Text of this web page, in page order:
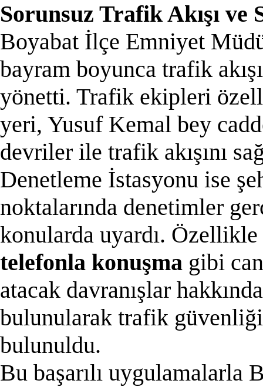
Sorunsuz Trafik Akışı
Boyabat İlçe Emniyet
bayram boyunca trafik
yönetti. Trafik ekipleri
yeri, Yusuf Kemal bey
devriler ile trafik akışını
Denetleme İstasyonu ise
noktalarında denetimler
konularda uyardı. Özellikle
telefonla konuşma gibi
atacak davranışlar
bulunularak trafik
bulunuldu.
Bu başarılı uygulamalarla